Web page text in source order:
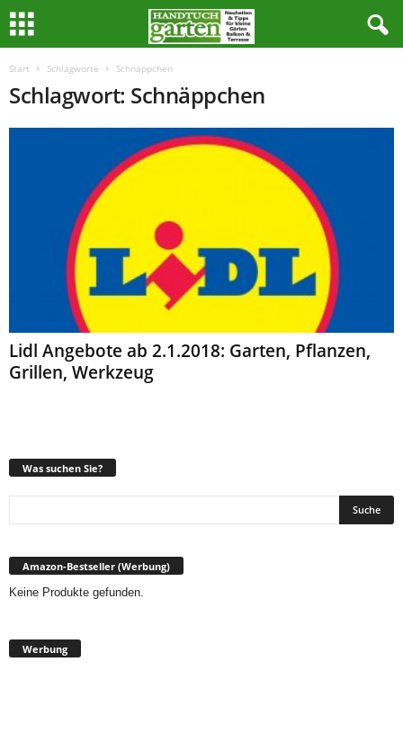
Start Schlagworte Schnäppchen
Schlagwort: Schnäppchen
Lidl Angebote ab 2.1.2018: Garten, Pflanzen,
Grillen, Werkzeug
Was suchen Sie?
Amazon-Bestseller (Werbung)
Keine Produkte gefunden.
Werbung